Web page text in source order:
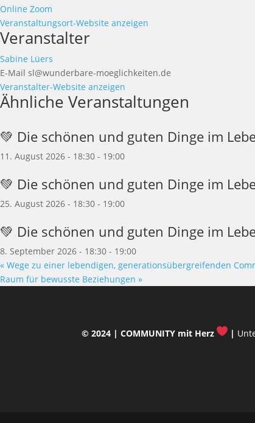
Online Zoom
Veranstaltungsort-Website anzeigen
Veranstalter
Sabine Lüers
E-Mail sl@wunderbare-moeglichkeiten.de
Veranstalter-Website anzeigen
Ähnliche Veranstaltungen
💚 Die schönen und guten Dinge im
11. August 2026 - 18:30 - 19:00
💚 Die schönen und guten Dinge im
25. August 2026 - 18:30 - 19:00
💚 Die schönen und guten Dinge im
8. September 2026 - 18:30 - 19:00
« Wege zu einer lebendigen, generationsübergreifenden
Raum für bewusste Beziehungen »
© 2024 |COMMUNITY mit Herz |